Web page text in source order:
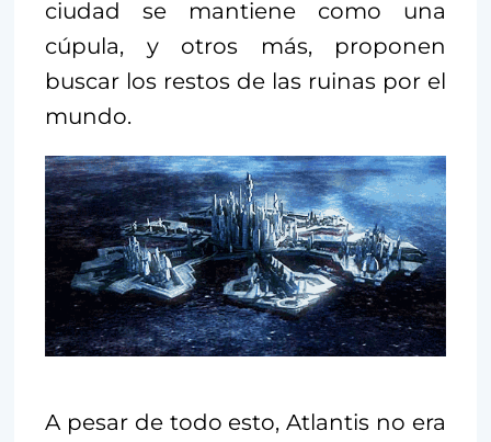
ciudad se mantiene como una
cúpula, y otros más, proponen
buscar los restos de las ruinas por el
mundo.
A pesar de todo esto, Atlantis no era